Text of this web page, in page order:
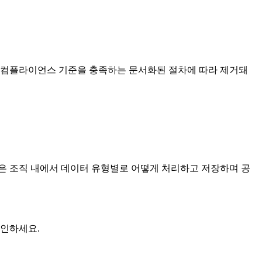
플라이언스 기준을 충족하는 문서화된 절차에 따라 제거돼
조직 내에서 데이터 유형별로 어떻게 처리하고 저장하며 공
하세요.